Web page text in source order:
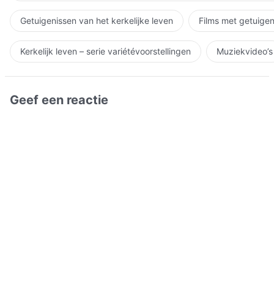
Getuigenissen van het kerkelijke leven Films met
Kerkelijk leven – serie variétévoorstellingen Muziekvideo’s
Geef een reactie